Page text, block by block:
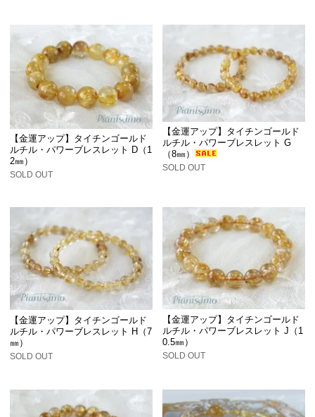
【金運アップ】タイチンゴールド
ルチル・パワーブレスレット D（1
2㎜）
SOLD OUT
【金運アップ】タイチンゴールド
ルチル・パワーブレスレット G
（8㎜）
SOLD OUT
【金運アップ】タイチンゴールド
ルチル・パワーブレスレット H（7
㎜）
SOLD OUT
【金運アップ】タイチンゴールド
ルチル・パワーブレスレット J（1
0.5㎜）
SOLD OUT